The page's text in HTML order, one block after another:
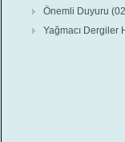
Önemli Duyuru
Yağmacı Dergiler